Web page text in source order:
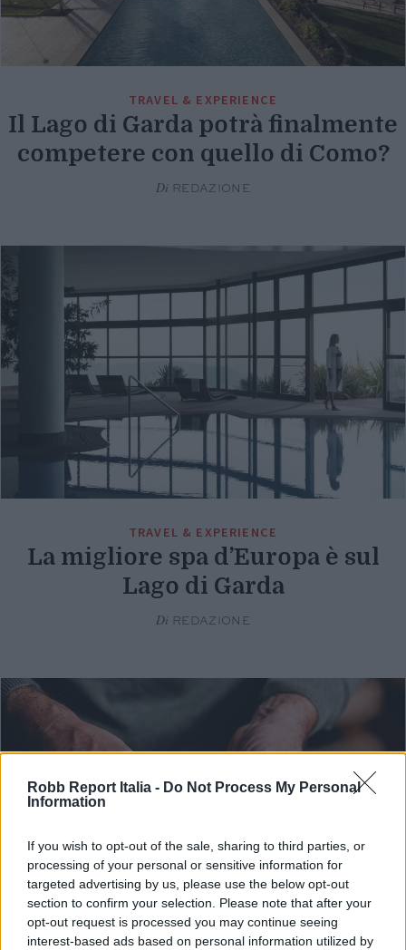
Robb Report Italia - Do Not Process My Personal
Information
If you wish to opt-out of the sale, sharing to third parties, or
processing of your personal or sensitive information for
targeted advertising by us, please use the below opt-out
section to confirm your selection. Please note that after your
opt-out request is processed you may continue seeing
interest-based ads based on personal information utilized by
TRAVEL & EXPERIENCE
Il Lago di Garda potrà finalmente
competere con quello di Como?
Di REDAZIONE
TRAVEL & EXPERIENCE
La migliore spa d’Europa è sul
Lago di Garda
Di REDAZIONE